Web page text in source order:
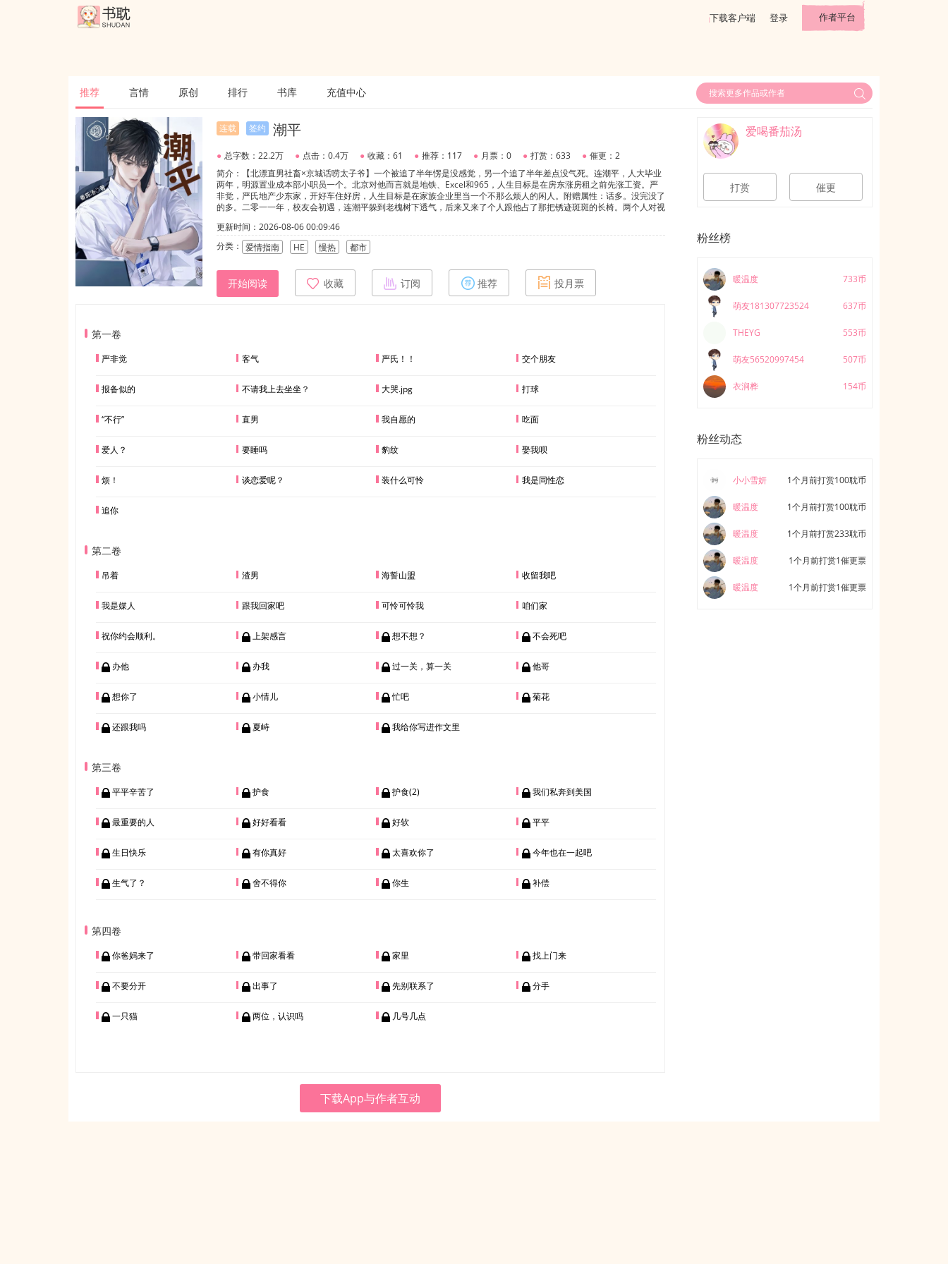
下载客户端 登录 作者平台
推荐 言情 原创 排行 书库 充值中心
连载 签约 潮平
● 总字数：22.2万 ● 点击：0.4万 ● 收藏：61 ● 推荐：117 ● 月票：0 ● 打赏：633 ● 催更：2
简介：【北漂直男社畜×京城话唠太子爷】一个被追了半年愣是没感觉，另一个追了半年差点没气死。连潮平，人大毕业
两年，明源置业成本部小职员一个。北京对他而言就是地铁、Excel和965，人生目标是在房东涨房租之前先涨工资。严
非觉，严氏地产少东家，开好车住好房，人生目标是在家族企业里当一个不那么烦人的闲人。附赠属性：话多。没完没了
的多。二零一一年，校友会初遇，连潮平躲到老槐树下透气，后来又来了个人跟他占了那把锈迹斑斑的长椅。两个人对视
遇，后来有一天，他终于忍不住了。连潮平：你到底图我什么？严非觉：你这个人挺有意思的。连潮平：你是想挖我吧？
我不做商业间谍。严非觉：……我只是想交个朋友甜口，慢热，主受，HE。(此书时间背景为短信年代~)
更新时间：2026-08-06 00:09:46
分类： 爱情指南 HE 慢热 都市
开始阅读 收藏 订阅 推荐 投月票
第一卷
严非觉 客气 严氏！！ 交个朋友
报备似的 不请我上去坐坐？ 大哭.jpg 打球
“不行” 直男 我自愿的 吃面
爱人？ 要睡吗 豹纹 娶我呗
烦！ 谈恋爱呢？ 装什么可怜 我是同性恋
追你
第二卷
吊着 渣男 海誓山盟 收留我吧
我是媒人 跟我回家吧 可怜可怜我 咱们家
祝你约会顺利。 上架感言 想不想？ 不会死吧
办他 办我 过一关，算一关 他哥
想你了 小情儿 忙吧 菊花
还跟我吗 夏峙 我给你写进作文里
第三卷
平平辛苦了 护食 护食(2) 我们私奔到美国
最重要的人 好好看看 好软 平平
生日快乐 有你真好 太喜欢你了 今年也在一起吧
生气了？ 舍不得你 你生 补偿
第四卷
你爸妈来了 带回家看看 家里 找上门来
不要分开 出事了 先别联系了 分手
一只猫 两位，认识吗 几号几点
下载App与作者互动
爱喝番茄汤
打赏 催更
粉丝榜
暖温度 733币
萌友181307723524 637币
THEYG 553币
萌友56520997454 507币
衣涧桦 154币
粉丝动态
小小雪妍 1个月前打赏100耽币
暖温度 1个月前打赏100耽币
暖温度 1个月前打赏233耽币
暖温度 1个月前打赏1催更票
暖温度 1个月前打赏1催更票